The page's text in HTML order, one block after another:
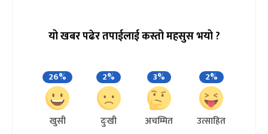
यो खबर पढेर तपाईलाई कस्तो महसुस भयो ?
26%
खुसी
2%
दुःखी
3%
अचम्मित
2%
उत्साहित